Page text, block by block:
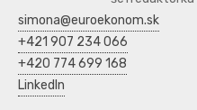
simona@euroekonom.sk
+421 907 234 066
+420 774 699 168
LinkedIn